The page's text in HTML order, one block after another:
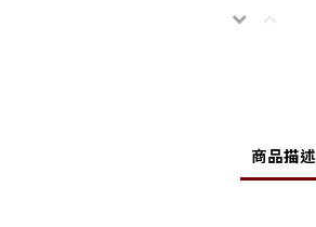
商品描述